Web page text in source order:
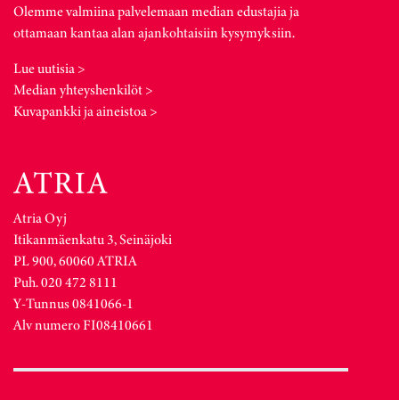
Olemme valmiina palvelemaan median edustajia ja
ottamaan kantaa alan ajankohtaisiin kysymyksiin.
Lue uutisia >
Median yhteyshenkilöt >
Kuvapankki ja aineistoa >
Atria Oyj
Itikanmäenkatu 3, Seinäjoki
PL 900, 60060 ATRIA
Puh. 020 472 8111
Y-Tunnus 0841066-1
Alv numero FI08410661